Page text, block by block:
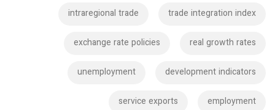
trade integration index
intraregional trade
real growth rates
exchange rate policies
development indicators
unemployment
employment
service exports